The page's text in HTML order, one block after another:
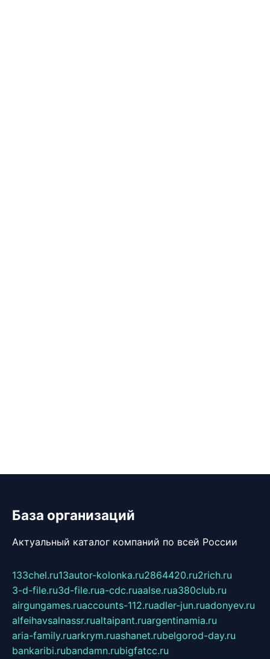
База организаций
Актуальный каталог компаний по всей России
133chel.ru13autor-kolonka.ru2864420.ru2rich.ru
3-d-file.ru3d-file.rua-cdc.ruaalse.rua380club.ru
airgungames.ruaccounts-112.ruadler-jun.ruadonyev.ru
alfeihavsalnassr.rualtaipant.ruargentinamia.ru
aria-family.ruarkrym.ruashanet.rubelgorod-day.ru
bankaribi.rubandamn.rubigfatcc.ru